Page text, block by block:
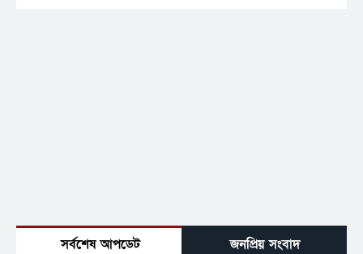
সর্বশেষ আপডেট জনপ্রিয় সংবাদ